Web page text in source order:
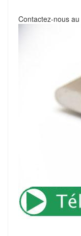
Contactez-nous au